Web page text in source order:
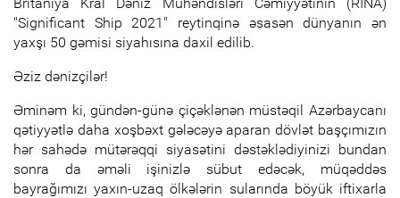
"Significant Ship 2021" reytinqinə əsasən dünyanın ən
yaxşı 50 gəmisi siyahısına daxil edilib.
Əziz dənizçilər!
Əminəm ki, gündən-günə çiçəklənən müstəqil Azərbaycanı
qətiyyətlə daha xoşbəxt gələcəyə aparan dövlət başçımızın
hər sahədə mütərəqqi siyasətini dəstəklədiyinizi bundan
sonra da əməli işinizlə sübut edəcək, müqəddəs
bayrağımızı yaxın-uzaq ölkələrin sularında böyük iftixarla